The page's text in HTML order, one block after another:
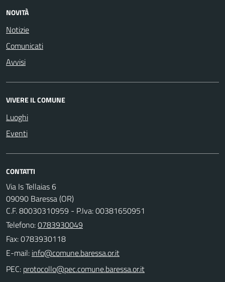
NOVITÀ
Notizie
Comunicati
Avvisi
VIVERE IL COMUNE
Luoghi
Eventi
CONTATTI
Via Is Tellaias 6
09090 Baressa (OR)
C.F. 80030310959 - P.Iva: 00381650951
Telefono:0783930049
Fax: 0783930118
E-mail:
PEC: